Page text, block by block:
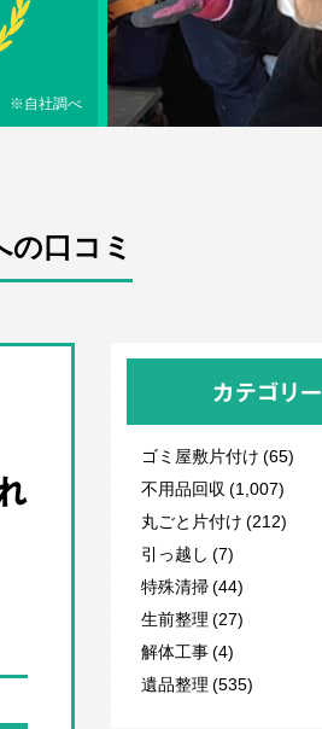
※自社調べ
口コミ
カテゴリー
ゴミ屋敷片付け (65)
不用品回収 (1,007)
丸ごと片付け (212)
引っ越し (7)
特殊清掃 (44)
生前整理 (27)
解体工事 (4)
遺品整理 (535)